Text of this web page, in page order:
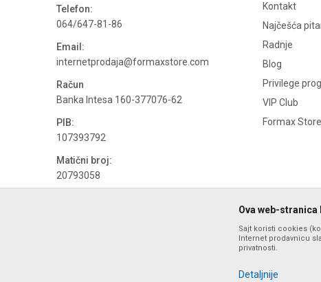
Telefon:
064/647-81-86
Email:
internetprodaja@formaxstore.com
Račun
Banka Intesa 160-377076-62
PIB:
107393792
Matični broj:
20793058
Kontakt
Najčešća
Radnje
Blog
Privilege
VIP Club
Formax
Ova web-
Sajt koristi cookies
Internet prodavnicu
privatnosti.
Detaljnije